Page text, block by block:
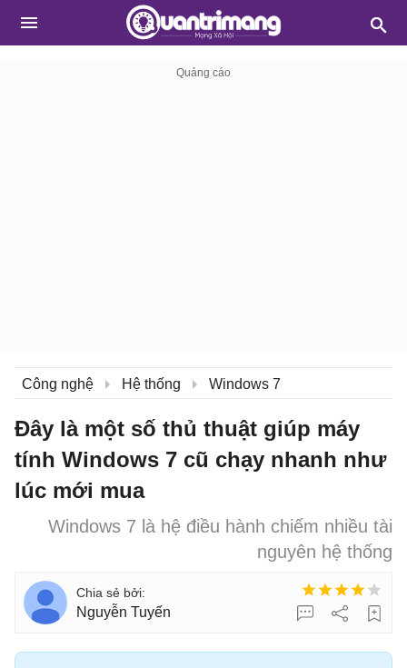
Công nghệ Hệ thống Windows 7
Đây là một số thủ thuật giúp máy
tính Windows 7 cũ chạy nhanh như
lúc mới mua
Windows 7 là hệ điều hành chiếm nhiều tài
nguyên hệ thống
Nguyễn Tuyến